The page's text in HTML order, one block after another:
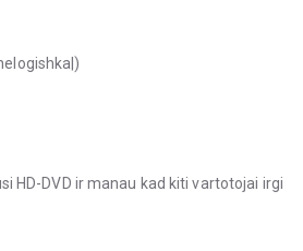
HD-DVD ir manau kad kiti vartotojai irgi